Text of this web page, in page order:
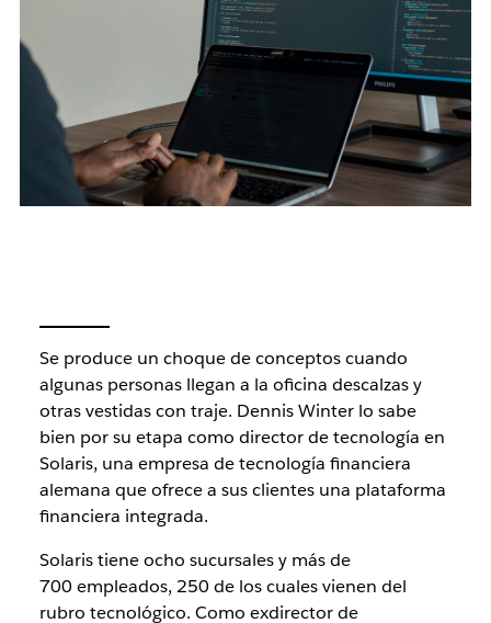
Se produce un choque de conceptos cuando
algunas personas llegan a la oficina descalzas y
otras vestidas con traje. Dennis Winter lo sabe
bien por su etapa como director de tecnología en
Solaris, una empresa de tecnología financiera
alemana que ofrece a sus clientes una plataforma
financiera integrada.
Solaris tiene ocho sucursales y más de
700 empleados, 250 de los cuales vienen del
rubro tecnológico. Como exdirector de